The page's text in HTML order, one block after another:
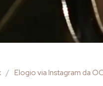
/ Elogio via Instagram da